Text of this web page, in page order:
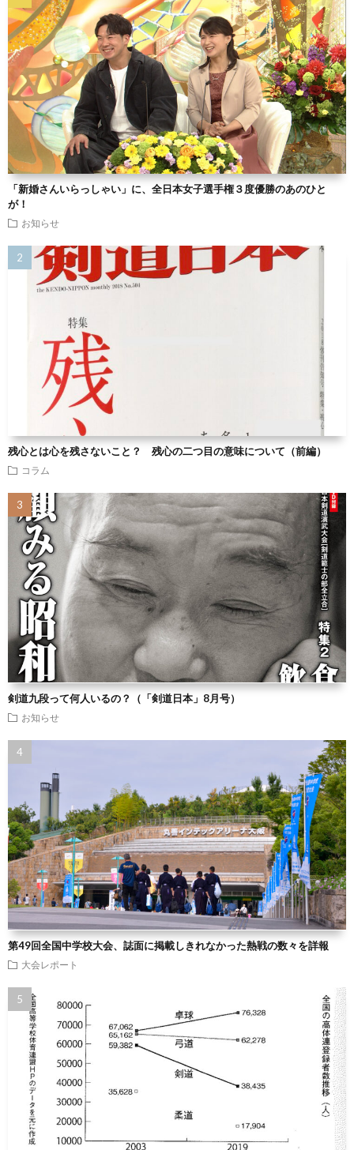
「新婚さんいらっしゃい」に、全日本女子選手権３度優勝のあのひと
が！
お知らせ
残心とは心を残さないこと？ 残心の二つ目の意味について（前編）
コラム
剣道九段って何人いるの？（「剣道日本」8月号）
お知らせ
第49回全国中学校大会、誌面に掲載しきれなかった熱戦の数々を詳報
大会レポート